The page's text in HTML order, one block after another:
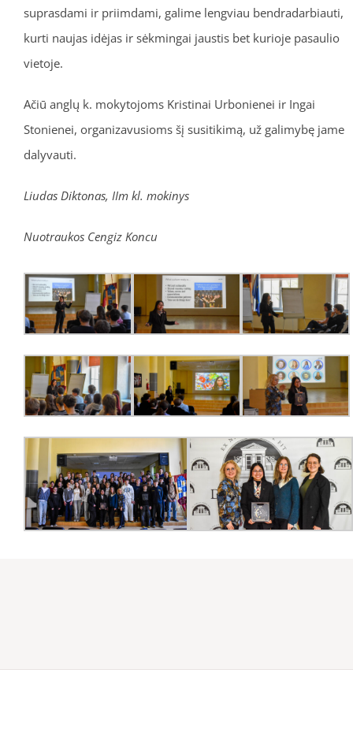
suprasdami ir priimdami, galime lengviau bendradarbiauti,
kurti naujas idėjas ir sėkmingai jaustis bet kurioje pasaulio
vietoje.
Ačiū anglų k. mokytojoms Kristinai Urbonienei ir Ingai
Stonienei, organizavusioms šį susitikimą, už galimybę jame
dalyvauti.
Liudas Diktonas, IIm kl. mokinys
Nuotraukos Cengiz Koncu